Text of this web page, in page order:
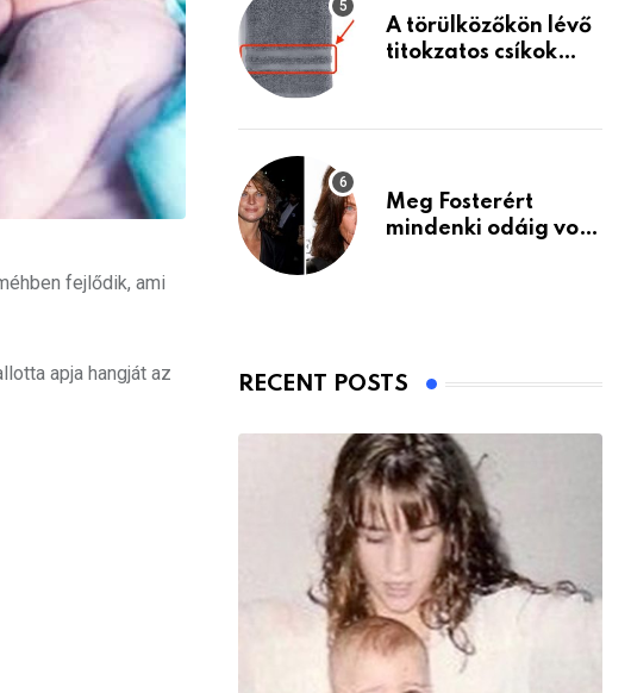
fejlődik, ami
apja hangját az
A törülközőkön lévő
titokzatos csíkok
Meg Fosterért
mindenki odáig volt
RECENT POSTS